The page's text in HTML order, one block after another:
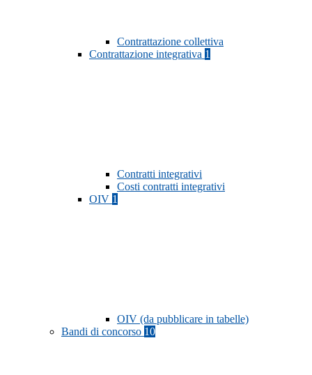
Contrattazione collettiva
Contrattazione integrativa 1
Contratti integrativi
Costi contratti integrativi
OIV 1
OIV (da pubblicare in tabelle)
Bandi di concorso 10